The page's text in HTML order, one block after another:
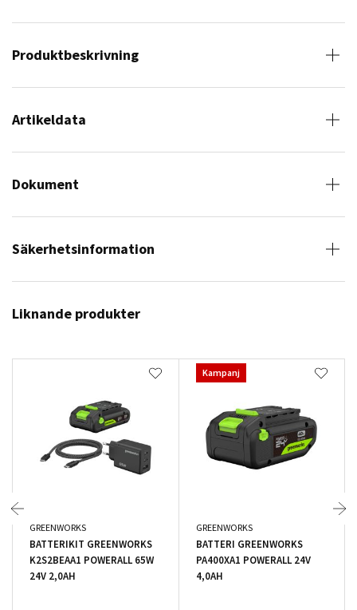
Produktbeskrivning
Artikeldata
Dokument
Säkerhetsinformation
Liknande produkter
GREENWORKS
BATTERIKIT GREENWORKS
K2S2BEAA1 POWERALL 65W
24V 2,0AH
Kampanj
GREENWORKS
BATTERI GREENWORKS
PA400XA1 POWERALL 24V
4,0AH